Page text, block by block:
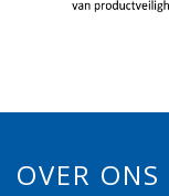
OVER ONS